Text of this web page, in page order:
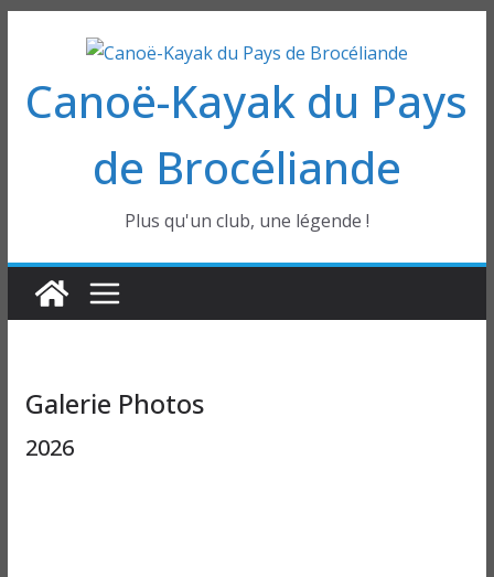
contenu
Canoë-Kayak du Pays
de Brocéliande
Plus qu'un club, une légende !
Galerie Photos
2026